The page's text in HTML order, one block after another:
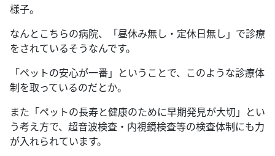
様子。
なんとこちらの病院、「昼休み無し・定休日無し」で診療
をされているそうなんです。
「ペットの安心が一番」ということで、このような診療体
制を取っているのだとか。
また「ペットの長寿と健康のために早期発見が大切」とい
う考え方で、超音波検査・内視鏡検査等の検査体制にも力
が入れられています。